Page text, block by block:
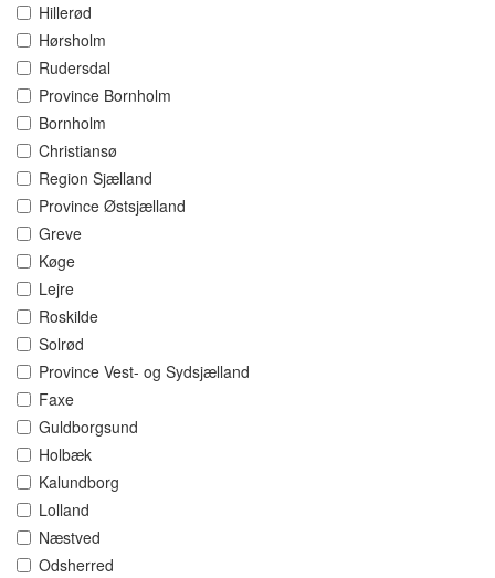
Hillerød
Hørsholm
Rudersdal
Province Bornholm
Bornholm
Christiansø
Region Sjælland
Province Østsjælland
Greve
Køge
Lejre
Roskilde
Solrød
Province Vest- og Sydsjælland
Faxe
Guldborgsund
Holbæk
Kalundborg
Lolland
Næstved
Odsherred